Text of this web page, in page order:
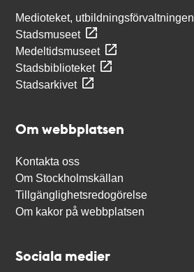
Medioteket, utbildningsförvaltningen
Stadsmuseet
Medeltidsmuseet
Stadsbiblioteket
Stadsarkivet
Om webbplatsen
Kontakta oss
Om Stockholmskällan
Tillgänglighetsredogörelse
Om kakor på webbplatsen
Sociala medier